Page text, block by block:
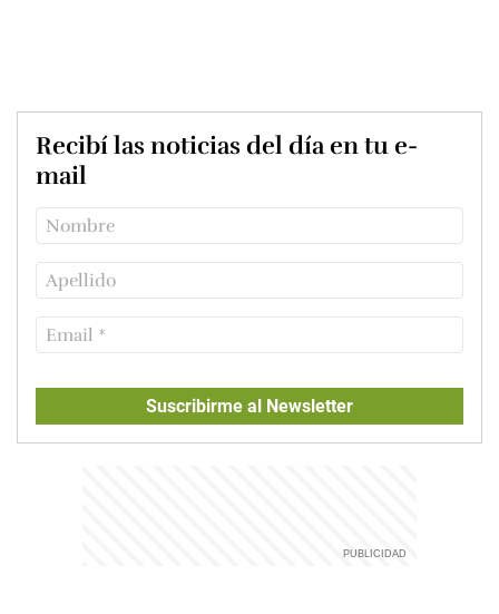
Recibí las noticias del día en tu e-
mail
Suscribirme al Newsletter